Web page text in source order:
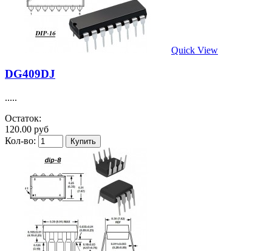
Quick View
DG409DJ
.....
Остаток:
120.00 руб
Кол-во: